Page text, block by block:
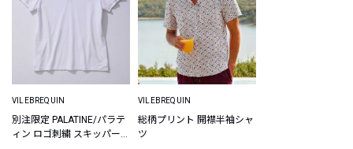
VILEBREQUIN
別注限定 PALATINE/パラテ
ィン ロゴ刺繍 スキッパーポ
VILEBREQUIN
総柄プリント 開襟半袖シャ
ツ